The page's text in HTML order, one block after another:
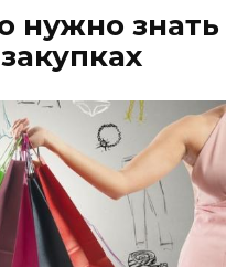
нужно знать